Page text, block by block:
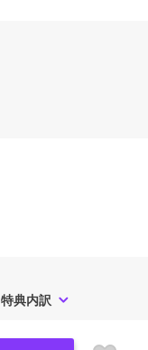
特典内訳